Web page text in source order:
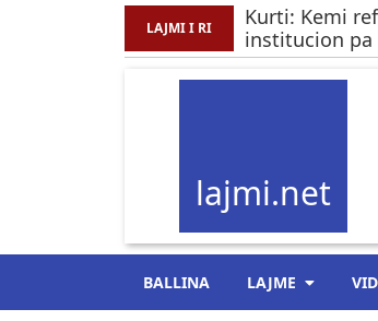
LAJMI I RI
Kurti: Kemi
institucion
lajmi.net
BALLINA LAJME